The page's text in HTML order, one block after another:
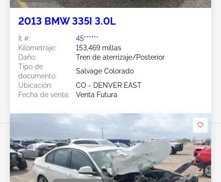
2013 BMW 335I 3.0L
Ít #:
45******
Kilometraje:
153,469 millas
Daño:
Tren de aterrizaje/Posterior
Tipo de
documento:
Salvage Colorado
Ubicación:
CO - DENVER EAST
Fecha de venta:
Venta Futura